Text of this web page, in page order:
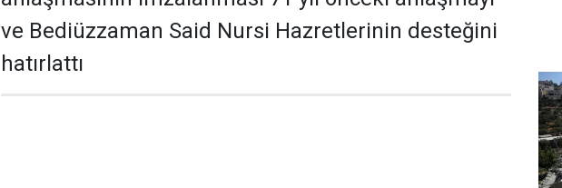
ve Bediüzzaman Said Nursi Hazretlerinin desteğini
hatırlattı